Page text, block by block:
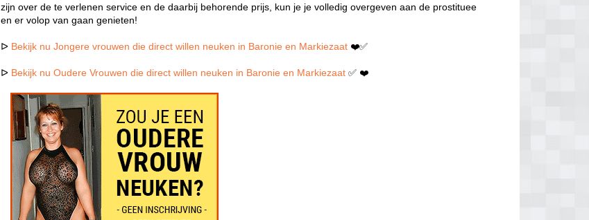
zijn over de te verlenen service en de daarbij behorende prijs, kun je je volledig overgeven aan de prostituee
en er volop van gaan genieten!
ᐅ Bekijk nu Jongere vrouwen die direct willen neuken in Baronie en Markiezaat ❤️✅
ᐅ Bekijk nu Oudere Vrouwen die direct willen neuken in Baronie en Markiezaat ✅ ❤️